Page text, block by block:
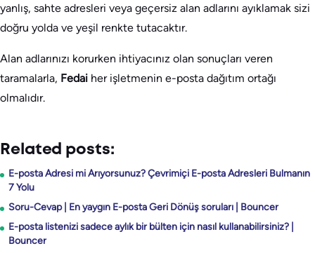
yanlış, sahte adresleri veya geçersiz alan adlarını ayıklamak sizi
doğru yolda ve yeşil renkte tutacaktır.
Alan adlarınızı korurken ihtiyacınız olan sonuçları veren
taramalarla, Fedai her işletmenin e-posta dağıtım ortağı
olmalıdır.
Related posts:
E-posta Adresi mi Arıyorsunuz? Çevrimiçi E-posta Adresleri Bulmanın
7 Yolu
Soru-Cevap | En yaygın E-posta Geri Dönüş soruları | Bouncer
E-posta listenizi sadece aylık bir bülten için nasıl kullanabilirsiniz? |
Bouncer